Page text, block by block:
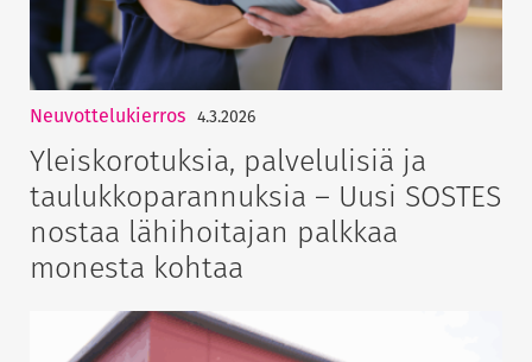
Neuvottelukierros 4.3.2026
Yleiskorotuksia, palvelulisiä ja
taulukkoparannuksia – Uusi SOSTES
nostaa lähihoitajan palkkaa
monesta kohtaa